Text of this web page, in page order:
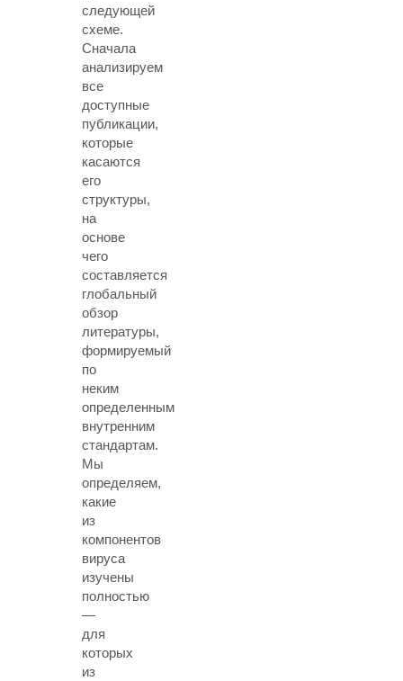
следующей
схеме.
Сначала
анализируем
все
доступные
публикации,
которые
касаются
его
структуры,
на
основе
чего
составляется
глобальный
обзор
литературы,
формируемый
по
неким
определенным
внутренним
стандартам.
Мы
определяем,
какие
из
компонентов
вируса
изучены
полностью
—
для
которых
из